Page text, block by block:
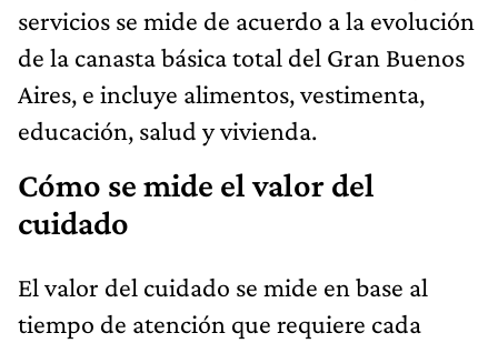
servicios se mide de acuerdo a la evolución
de la canasta básica total del Gran Buenos
Aires, e incluye alimentos, vestimenta,
educación, salud y vivienda.
Cómo se mide el valor del
cuidado
El valor del cuidado se mide en base al
tiempo de atención que requiere cada